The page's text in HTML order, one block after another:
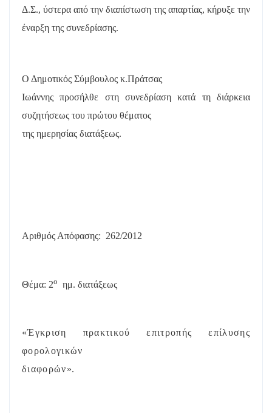
Δ.Σ., ύστερα από την διαπίστωση της απαρτίας, κήρυξε την
έναρξη της συνεδρίασης.
Ο Δημοτικός Σύμβουλος κ.Πράτσας
Ιωάννης προσήλθε στη συνεδρίαση κατά τη διάρκεια
συζητήσεως του πρώτου θέματος
της ημερησίας διατάξεως.
Αριθμός Απόφασης: 262/2012
Θέμα: 2ο ημ. διατάξεως
«Έγκριση πρακτικού επιτροπής επίλυσης
φορολογικών
διαφορών».